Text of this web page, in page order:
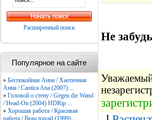
Расширенный поиск
Популярное на сайте
» Беспокойная Анна / Хаотичная
Анна / Caotica Ana (2007) ...
» Головой о стену / Gegen die Wand
/ Head-On (2004) HDRip ...
» Хорошая работа / Красивая
работа / Beau travail (1999) ...
Не